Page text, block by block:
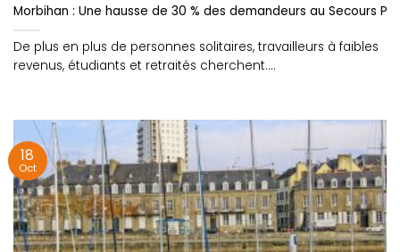
Morbihan : Une hausse de 30 % des demandeurs au Secours
De plus en plus de personnes solitaires, travailleurs à faibles
revenus, étudiants et retraités cherchent....
18
Oct